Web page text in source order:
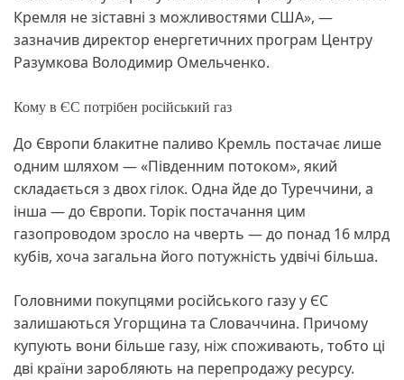
Кремля не зіставні з можливостями США», —
зазначив директор енергетичних програм Центру
Разумкова Володимир Омельченко.
Кому в ЄС потрібен російський газ
До Європи блакитне паливо Кремль постачає лише
одним шляхом — «Південним потоком», який
складається з двох гілок. Одна йде до Туреччини, а
інша — до Європи. Торік постачання цим
газопроводом зросло на чверть — до понад 16 млрд
кубів, хоча загальна його потужність удвічі більша.
Головними покупцями російського газу у ЄС
залишаються Угорщина та Словаччина. Причому
купують вони більше газу, ніж споживають, тобто ці
дві країни заробляють на перепродажу ресурсу.